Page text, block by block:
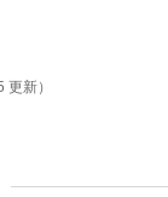
更新）